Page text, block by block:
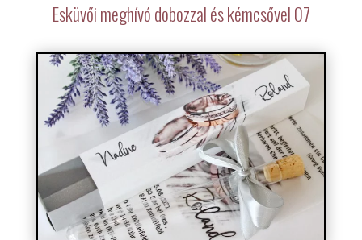
Esküvői meghívó dobozzal és kémcsővel 07